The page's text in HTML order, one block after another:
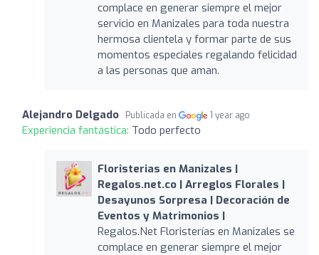
complace en generar siempre el mejor
servicio en Manizales para toda nuestra
hermosa clientela y formar parte de sus
momentos especiales regalando felicidad
a las personas que aman.
Alejandro Delgado Publicada en 1 year ago
Experiencia fantástica: Todo perfecto
Floristerias en Manizales |
Regalos.net.co | Arreglos Florales |
Desayunos Sorpresa | Decoración de
Eventos y Matrimonios |
Regalos.Net Floristerías en Manizales se
complace en generar siempre el mejor